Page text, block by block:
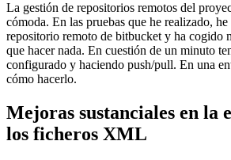
La gestión de repositorios remotos del
cómoda. En las pruebas que he realizado,
repositorio remoto de bitbucket y ha cogido
que hacer nada. En cuestión de un minuto
configurado y haciendo push/pull. En una
cómo hacerlo.
Mejoras sustanciales en la
los ficheros XML